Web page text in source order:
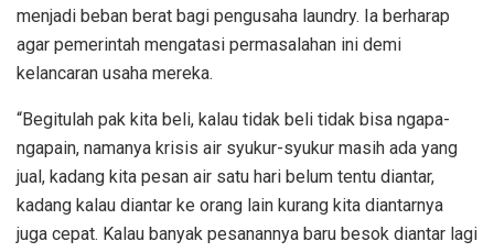
menjadi beban berat bagi pengusaha laundry. Ia berharap
agar pemerintah mengatasi permasalahan ini demi
kelancaran usaha mereka.
“Begitulah pak kita beli, kalau tidak beli tidak bisa ngapa-
ngapain, namanya krisis air syukur-syukur masih ada yang
jual, kadang kita pesan air satu hari belum tentu diantar,
kadang kalau diantar ke orang lain kurang kita diantarnya
juga cepat. Kalau banyak pesanannya baru besok diantar lagi